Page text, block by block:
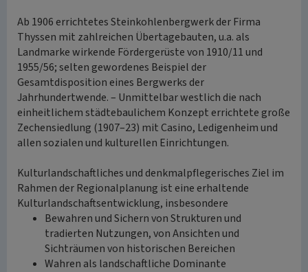
Ab 1906 errichtetes Steinkohlenbergwerk der Firma
Thyssen mit zahlreichen Übertagebauten, u.a. als
Landmarke wirkende Fördergerüste von 1910/11 und
1955/56; selten gewordenes Beispiel der
Gesamtdisposition eines Bergwerks der
Jahrhundertwende. – Unmittelbar westlich die nach
einheitlichem städtebaulichem Konzept errichtete große
Zechensiedlung (1907–23) mit Casino, Ledigenheim und
allen sozialen und kulturellen Einrichtungen.
Kulturlandschaftliches und denkmalpflegerisches Ziel im
Rahmen der Regionalplanung ist eine erhaltende
Kulturlandschaftsentwicklung, insbesondere
Bewahren und Sichern von Strukturen und
tradierten Nutzungen, von Ansichten und
Sichträumen von historischen Bereichen
Wahren als landschaftliche Dominante